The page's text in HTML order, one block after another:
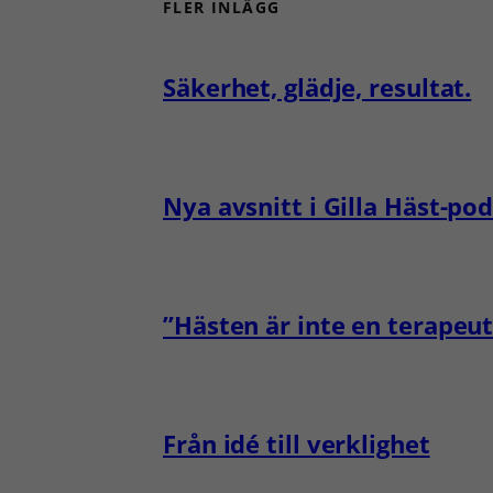
FLER INLÄGG
Säkerhet, glädje, resultat.
Nya avsnitt i Gilla Häst-
”Hästen är inte en
Från idé till verklighet